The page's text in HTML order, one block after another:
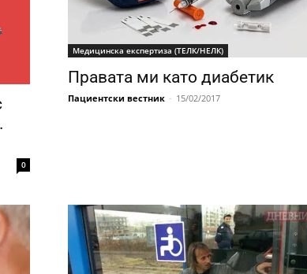
0
Медицинска експертиза (ТЕЛК/НЕЛК)
Правата ми като диабетик
Пациентски вестник - 15/02/2017